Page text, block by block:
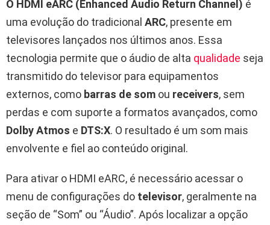
O HDMI eARC (Enhanced Audio Return Channel) é
uma evolução do tradicional ARC, presente em
televisores lançados nos últimos anos. Essa
tecnologia permite que o áudio de alta qualidade seja
transmitido do televisor para equipamentos
externos, como barras de som ou receivers, sem
perdas e com suporte a formatos avançados, como
Dolby Atmos e DTS:X. O resultado é um som mais
envolvente e fiel ao conteúdo original.
Para ativar o HDMI eARC, é necessário acessar o
menu de configurações do televisor, geralmente na
seção de “Som” ou “Áudio”. Após localizar a opção